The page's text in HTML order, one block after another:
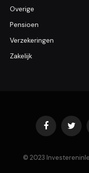
Overige
Pensioen
Verzekeringen
Zakelijk
FacebookTwitter
© 2023